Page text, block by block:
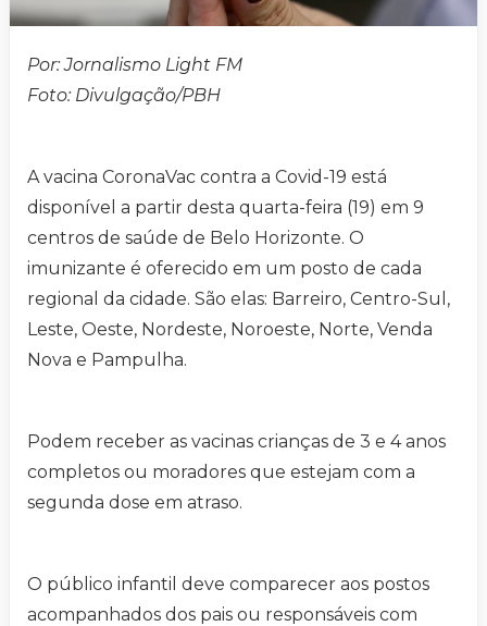
Por: Jornalismo Light FM
Foto: Divulgação/PBH
A vacina CoronaVac contra a Covid-19 está
disponível a partir desta quarta-feira (19) em 9
centros de saúde de Belo Horizonte. O
imunizante é oferecido em um posto de cada
regional da cidade. São elas: Barreiro, Centro-Sul,
Leste, Oeste, Nordeste, Noroeste, Norte, Venda
Nova e Pampulha.
Podem receber as vacinas crianças de 3 e 4 anos
completos ou moradores que estejam com a
segunda dose em atraso.
O público infantil deve comparecer aos postos
acompanhados dos pais ou responsáveis com